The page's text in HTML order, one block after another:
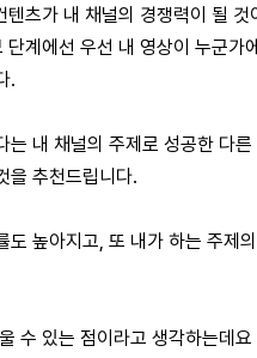
츠가 내 채널의 경쟁력이 될 것
계에선 우선 내 영상이 누군가
.
내 채널의 주제로 성공한 다른
을 추천드립니다.
높아지고, 또 내가 하는 주제
수 있는 점이라고 생각하는데요